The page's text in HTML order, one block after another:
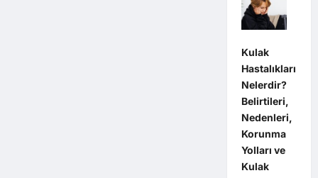
Kulak
Hastalıkları
Nelerdir?
Belirtileri,
Nedenleri,
Korunma
Yolları ve
Kulak